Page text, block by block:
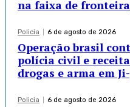
na faixa de fronteira
Policia 6 de agosto de 2026
Operação brasil
polícia civil e
drogas e arma em
Policia 6 de agosto de 2026